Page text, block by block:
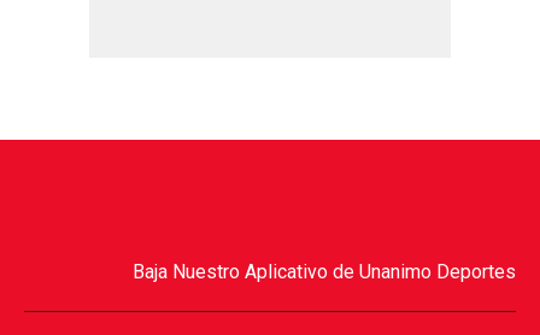
Baja Nuestro Aplicativo de Unanimo Deportes